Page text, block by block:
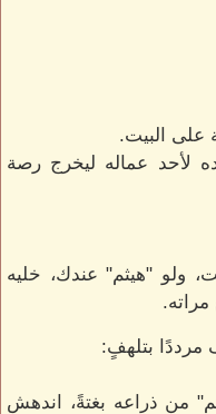
البيت.
لأحد عماله ليخرج رصة
ولو "هيثم" عندك، خليه
مرددًا بتلهفٍ:
من ذراعه بغتةً، اندهش